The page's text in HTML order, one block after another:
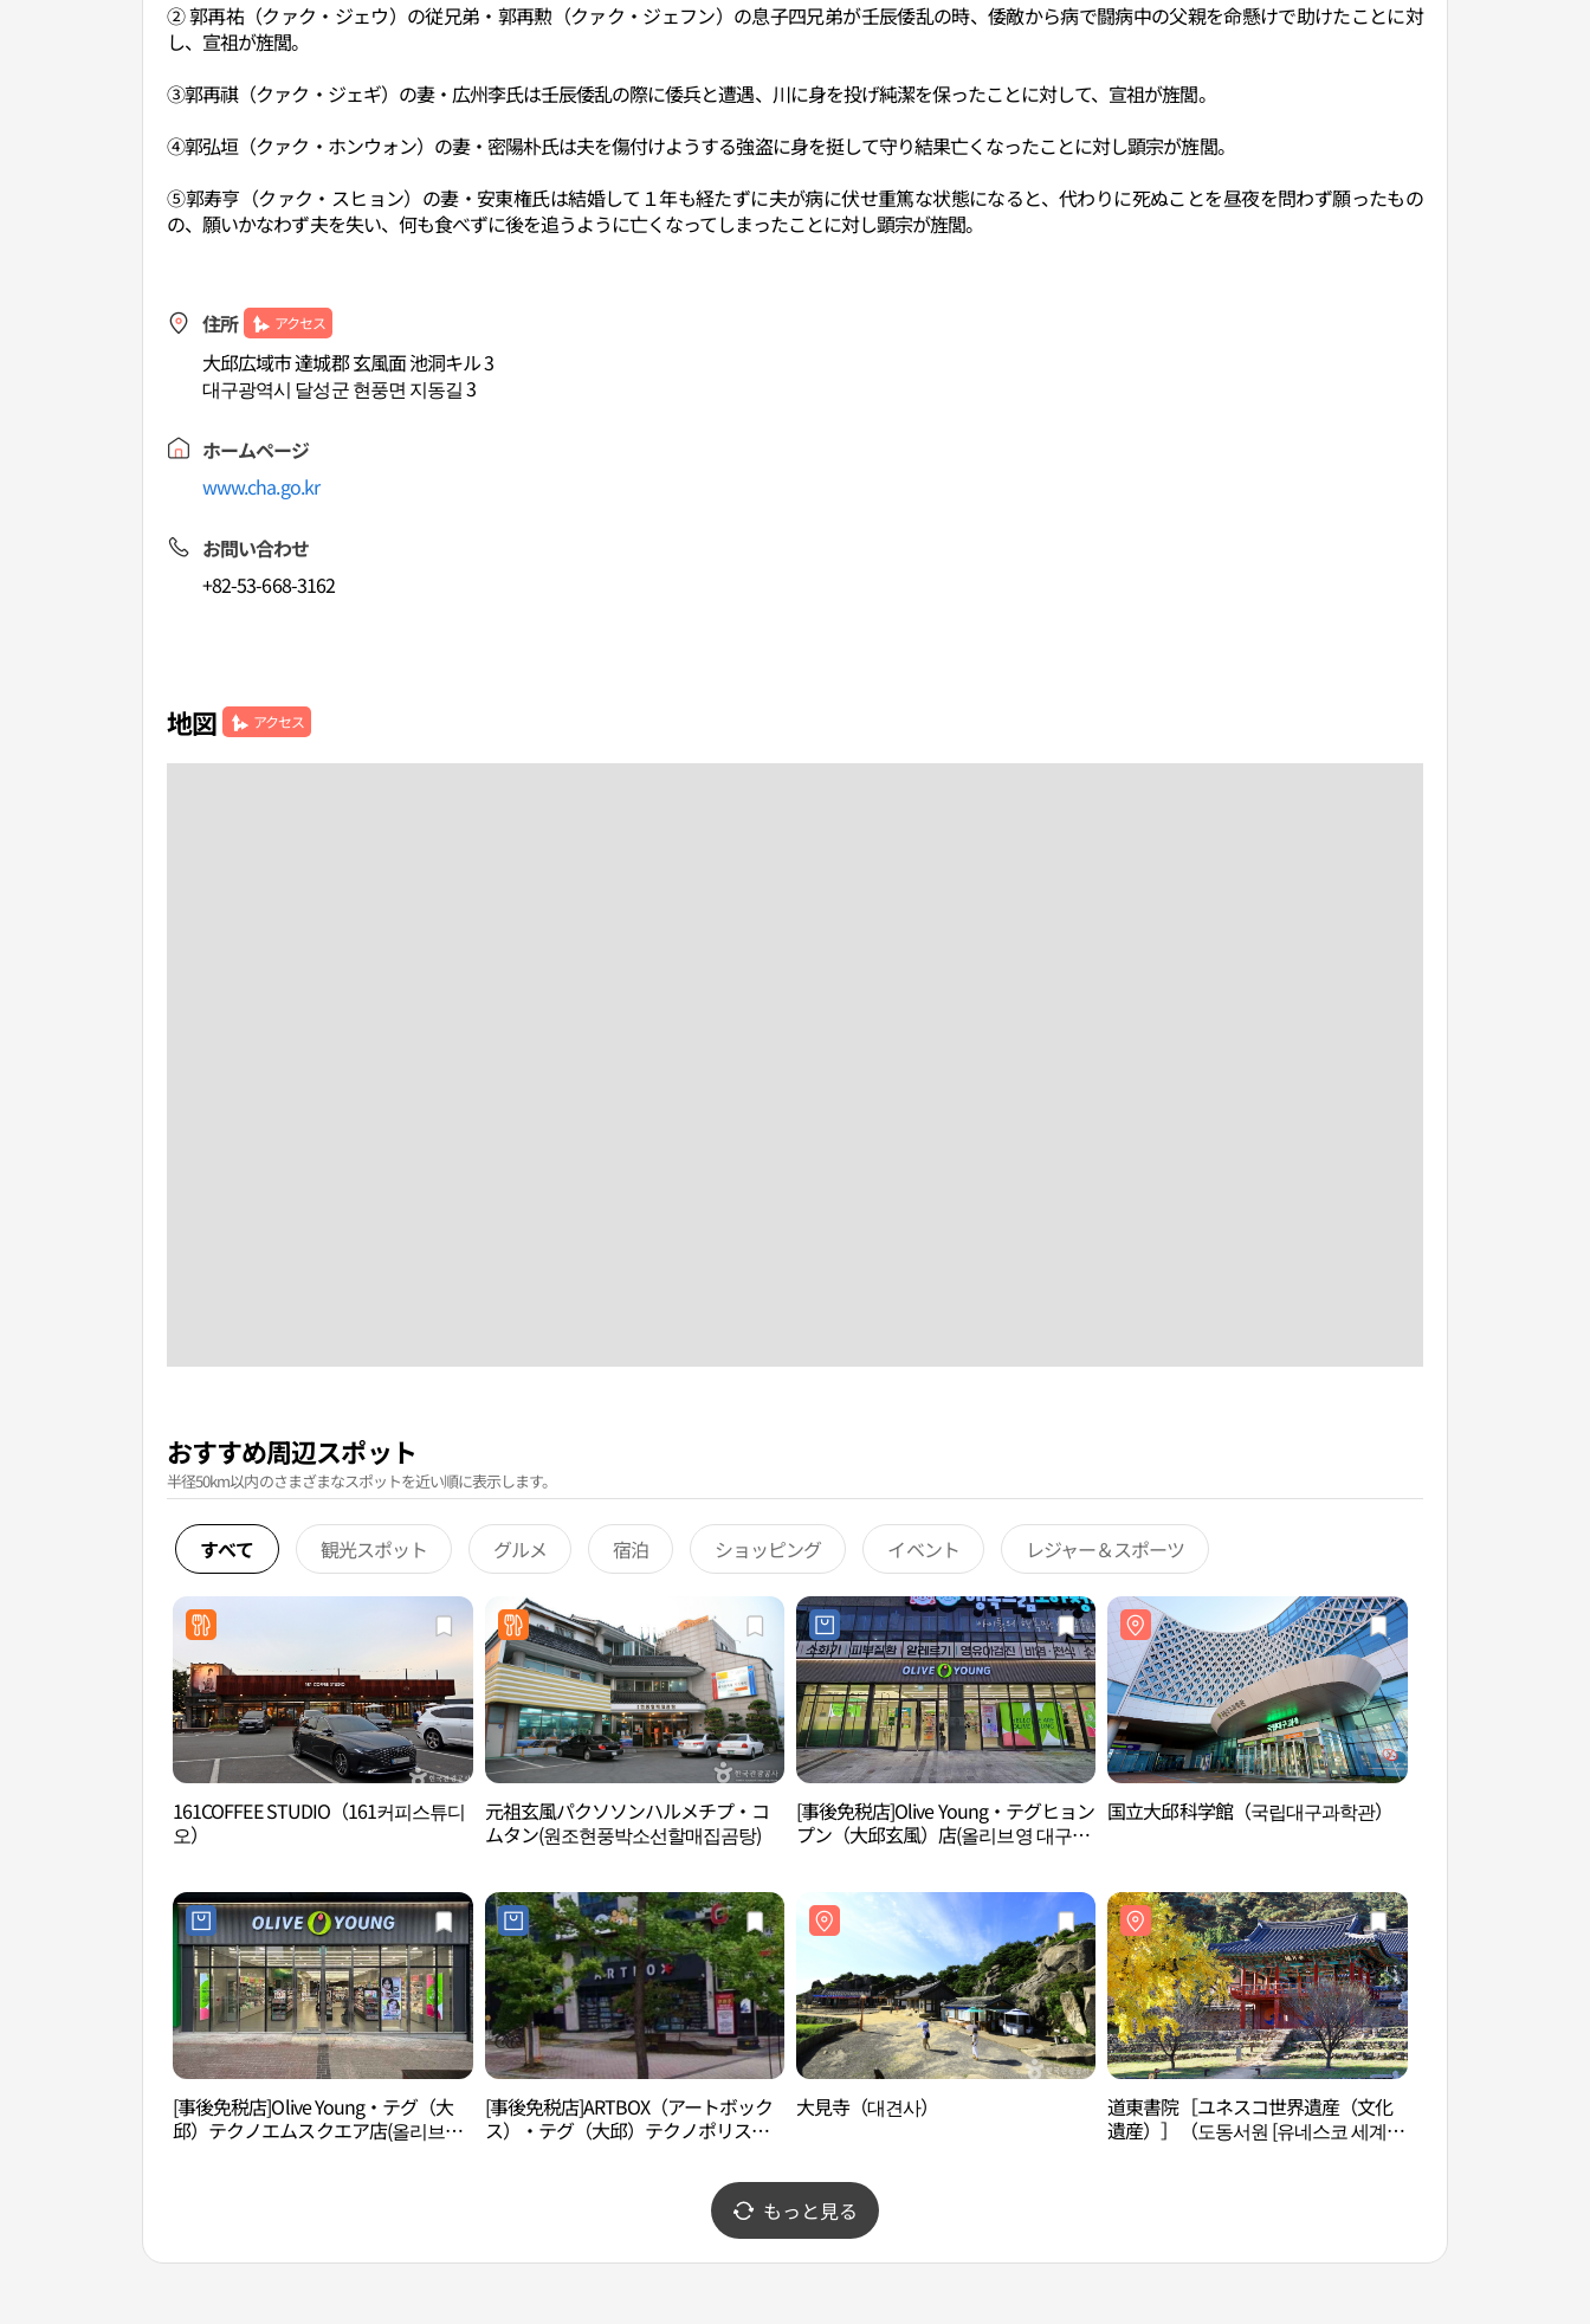
② 郭再祐（クァク・ジェウ）の従兄弟・郭再勲（クァク・ジェフン）の息子四兄弟が壬辰倭乱の時、倭敵から病で闘病中の父親を命懸けで助けたことに対
し、宣祖が旌閭。
③郭再祺（クァク・ジェギ）の妻・広州李氏は壬辰倭乱の際に倭兵と遭遇、川に身を投げ純潔を保ったことに対して、宣祖が旌閭。
④郭弘垣（クァク・ホンウォン）の妻・密陽朴氏は夫を傷付けようする強盗に身を挺して守り結果亡くなったことに対し顕宗が旌閭。
⑤郭寿亨（クァク・スヒョン）の妻・安東権氏は結婚して１年も経たずに夫が病に伏せ重篤な状態になると、代わりに死ぬことを昼夜を問わず願ったもの
の、願いかなわず夫を失い、何も食べずに後を追うように亡くなってしまったことに対し顕宗が旌閭。
住所 アクセス
大邱広域市 達城郡 玄風面 池洞キル 3
대구광역시 달성군 현풍면 지동길 3
ホームページ
www.cha.go.kr
お問い合わせ
+82-53-668-3162
地図 アクセス
おすすめ周辺スポット
半径50km以内のさまざまなスポットを近い順に表示します。
すべて 観光スポット グルメ 宿泊 ショッピング イベント レジャー＆スポーツ
161COFFEE STUDIO（161커피스튜디
오）
元祖玄風パクソソンハルメチプ・コ
ムタン(원조현풍박소선할매집곰탕)
[事後免税店]Olive Young・テグヒョン
プン（大邱玄風）店(올리브영 대구현
国立大邱科学館（국립대구과학관）
[事後免税店]Olive Young・テグ（大
邱）テクノエムスクエア店(올리브영
[事後免税店]ARTBOX（アートボック
ス）・テグ（大邱）テクノポリス店
大見寺（대견사）
道東書院［ユネスコ世界遺産（文化
遺産）］（도동서원 [유네스코 세계문
もっと見る